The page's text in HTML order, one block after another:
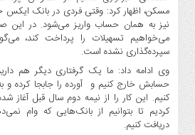
مسکن، اظهار کرد: وقتی فردی در بانک ایکس
نیز به همان حساب واریز می‌شود. در این
می‌خواهیم تسهیلات را پرداخت کند،
سپرده‌گذاری نشده است.
وی ادامه داد: ما یک گرفتاری دیگر هم
حسابش خارج کنیم و آورده را جابجا کرده و
کنیم. این کار را از نیمه دوم سال قبل آغاز
کردیم تا بتوانیم از بانک‌هایی که وام
دریافت کنیم.